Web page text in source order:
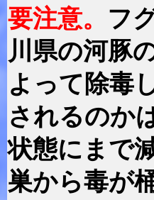
要注意。 フ
川県の河豚
よって除毒
されるのか
状態にまで
巣から毒が